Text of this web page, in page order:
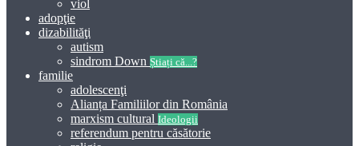
viol
adopţie
dizabilităţi
autism
sindrom Down Știați că...?
familie
adolescenţi
Alianța Familiilor din România
marxism cultural Ideologii
referendum pentru căsătorie